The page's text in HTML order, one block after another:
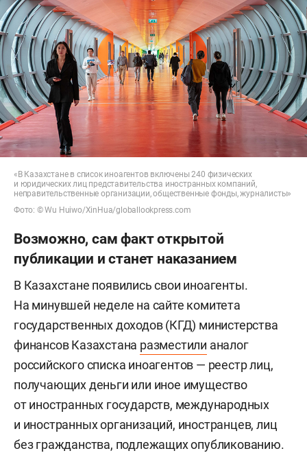
«В Казахстане в список иноагентов включены 240 физических
и юридических лиц представительства иностранных компаний,
неправительственные организации, общественные фонды, журналисты»
Фото: © Wu Huiwo/XinHua/globallookpress.com
Возможно, сам факт открытой
публикации и станет наказанием
В Казахстане появились свои иноагенты.
На минувшей неделе на сайте комитета
государственных доходов (КГД) министерства
финансов Казахстана разместили аналог
российского списка иноагентов — реестр лиц,
получающих деньги или иное имущество
от иностранных государств, международных
и иностранных организаций, иностранцев, лиц
без гражданства, подлежащих опубликованию.